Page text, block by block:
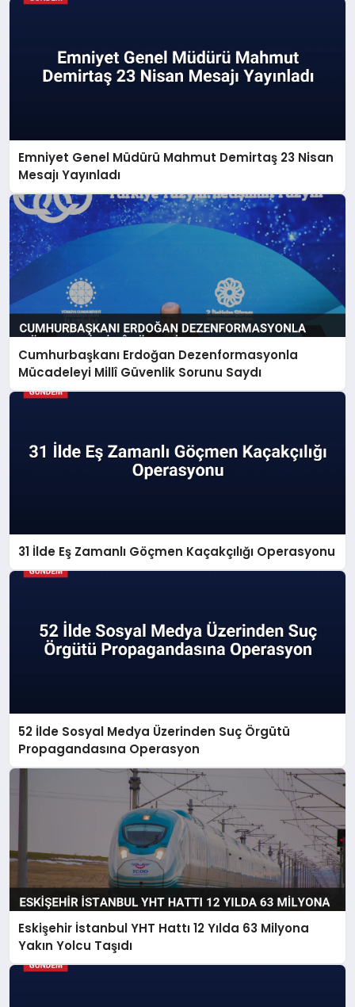
Emniyet Genel Müdürü Mahmut Demirtaş 23 Nisan
Mesajı Yayınladı
Cumhurbaşkanı Erdoğan Dezenformasyonla
Mücadeleyi Millî Güvenlik Sorunu Saydı
31 İlde Eş Zamanlı Göçmen Kaçakçılığı Operasyonu
52 İlde Sosyal Medya Üzerinden Suç Örgütü
Propagandasına Operasyon
Eskişehir İstanbul YHT Hattı 12 Yılda 63 Milyona
Yakın Yolcu Taşıdı